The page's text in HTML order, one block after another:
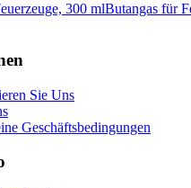
300 mlButangas für
Sie Uns
Geschäftsbedingungen